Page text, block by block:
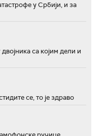
у Србији, и за
са којим дели и
се, то је здраво